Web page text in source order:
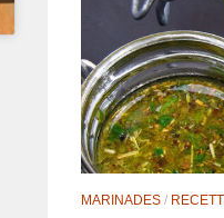
MARINADES /